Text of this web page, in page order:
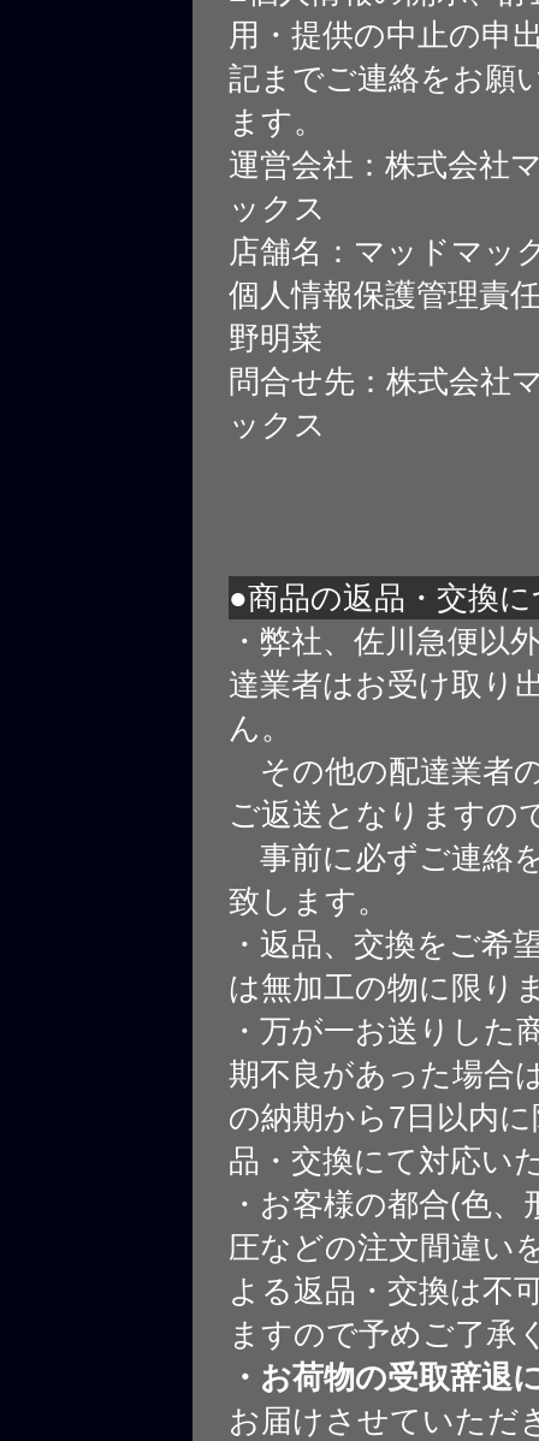
用・提供の中止の申
記までご連絡をお願
ます。
運営会社：株式会社
ックス
店舗名：マッドマッ
個人情報保護管理責
野明菜
問合せ先：株式会社
ックス
●商品の返品・交換
・弊社、佐川急便以
達業者はお受け取り
ん。
その他の配達業者
ご返送となりますの
事前に必ずご連絡
致します。
・返品、交換をご希
は無加工の物に限り
・万が一お送りした
期不良があった場合
の納期から7日以内
品・交換にて対応い
・お客様の都合(色、
圧などの注文間違い
よる返品・交換は不
ますので予めご了承
・お荷物の受取辞退
お届けさせていただ